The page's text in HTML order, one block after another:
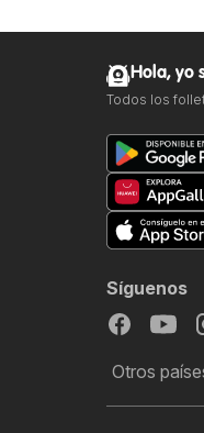
Hola, yo
Todos los
Síguenos
Otros